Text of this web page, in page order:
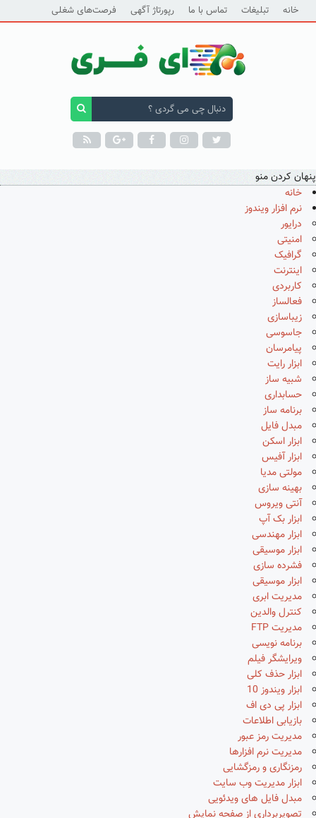
خانه تبلیغات تماس با ما رپورتاژ آگهی فرصت‌های شغلی
پنهان کردن منو
خانه
نرم افزار ویندوز
درایور
امنیتی
گرافیک
اینترنت
کاربردی
فعالساز
زیباسازی
جاسوسی
پیامرسان
ابزار رایت
شبیه ساز
حسابداری
برنامه ساز
مبدل فایل
ابزار اسکن
ابزار آفیس
مولتی مدیا
بهینه سازی
آنتی ویروس
ابزار بک آپ
ابزار مهندسی
ابزار موسیقی
فشرده سازی
ابزار موسیقی
مدیریت ابری
کنترل والدین
مدیریت FTP
برنامه نویسی
ویرایشگر فیلم
ابزار حذف کلی
ابزار ویندوز 10
ابزار پی دی اف
بازیابی اطلاعات
مدیریت رمز عبور
مدیریت نرم افزارها
رمزنگاری و رمزگشایی
ابزار مدیریت وب سایت
مبدل فایل های ویدئویی
تصویربرداری از صفحه نمایش